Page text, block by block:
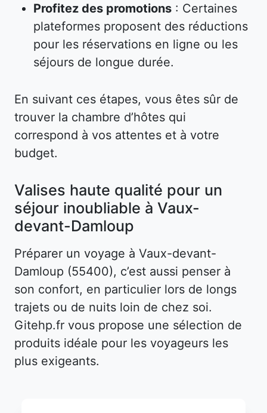
Profitez des promotions : Certaines
plateformes proposent des réductions
pour les réservations en ligne ou les
séjours de longue durée.
En suivant ces étapes, vous êtes sûr de
trouver la chambre d’hôtes qui
correspond à vos attentes et à votre
budget.
Valises haute qualité pour un
séjour inoubliable à Vaux-
devant-Damloup
Préparer un voyage à Vaux-devant-
Damloup (55400), c’est aussi penser à
son confort, en particulier lors de longs
trajets ou de nuits loin de chez soi.
Gitehp.fr vous propose une sélection de
produits idéale pour les voyageurs les
plus exigeants.